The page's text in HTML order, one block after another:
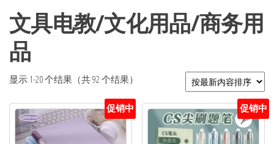
文具电教/文化用品/商务用
品
显示 1-20 个结果（共 92 个结果）
促销中 促销中